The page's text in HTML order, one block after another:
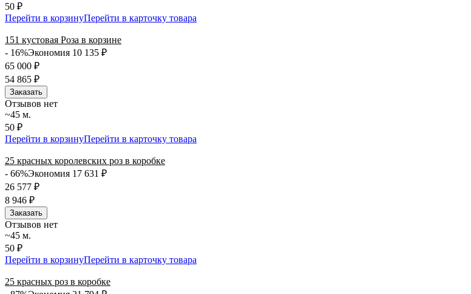
50 ₽
Перейти в корзинуПерейти в карточку товара
151 кустовая Роза в корзине
- 16%Экономия 10 135 ₽
65 000 ₽
54 865 ₽
Заказать
Отзывов нет
~45 м.
50 ₽
Перейти в корзинуПерейти в карточку товара
25 красных королевских роз в коробке
- 66%Экономия 17 631 ₽
26 577 ₽
8 946 ₽
Заказать
Отзывов нет
~45 м.
50 ₽
Перейти в корзинуПерейти в карточку товара
25 красных роз в коробке